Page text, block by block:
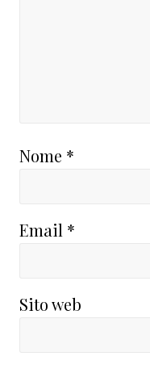
Nome *
Email *
Sito web